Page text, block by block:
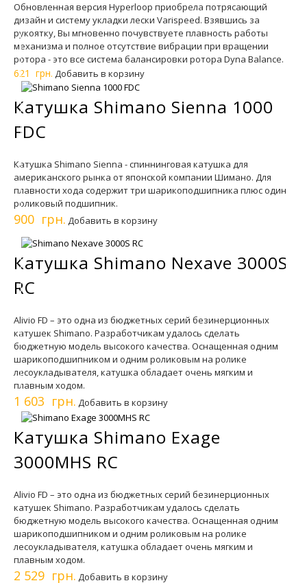
Обновленная версия Hyperloop приобрела потрясающий
дизайн и систему укладки лески Varispeed. Взявшись за
рукоятку, Вы мгновенно почувствуете плавность работы
механизма и полное отсутствие вибрации при вращении
ротора - это все система балансировки ротора Dyna Balance.
621 грн. Добавить в корзину
Катушка Shimano Sienna 1000
FDC
Катушка Shimano Sienna - спиннинговая катушка для
американского рынка от японской компании Шимано. Для
плавности хода содержит три шарикоподшипника плюс один
роликовый подшипник.
900 грн. Добавить в корзину
Катушка Shimano Nexave 3000S
RC
Alivio FD – это одна из бюджетных серий безинерционных
катушек Shimano. Разработчикам удалось сделать
бюджетную модель высокого качества. Оснащенная одним
шарикоподшипником и одним роликовым на ролике
лесоукладывателя, катушка обладает очень мягким и
плавным ходом.
1 603 грн. Добавить в корзину
Катушка Shimano Exage
3000MHS RC
Alivio FD – это одна из бюджетных серий безинерционных
катушек Shimano. Разработчикам удалось сделать
бюджетную модель высокого качества. Оснащенная одним
шарикоподшипником и одним роликовым на ролике
лесоукладывателя, катушка обладает очень мягким и
плавным ходом.
2 529 грн. Добавить в корзину